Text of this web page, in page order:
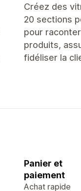
Créez des
20 sections
pour
produits,
fidéliser la
Panier et
paiement
Achat rapide